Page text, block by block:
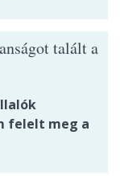
talált a
felelt meg a